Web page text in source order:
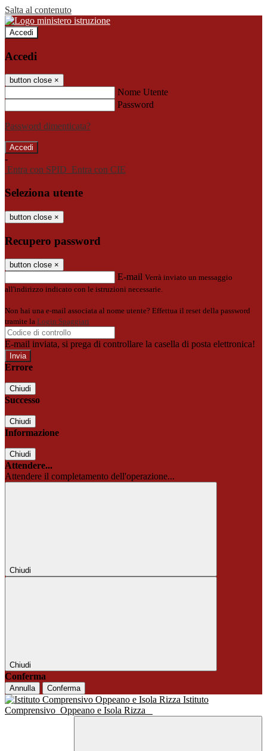
Salta al contenuto
Accedi
Accedi
button close ×
Nome Utente
Password
Password dimenticata?
-
Entra con SPID Entra con CIE
Seleziona utente
button close ×
Recupero password
button close ×
E-mail Verrà inviato un messaggio
all'indirizzo indicato con le istruzioni necessarie.
Non hai una e-mail associata al nome utente? Effettua il reset della password
tramite la Login Spaggiari
E-mail inviata, si prega di controllare la casella di posta elettronica!
Errore
Chiudi
Successo
Chiudi
Informazione
Chiudi
Attendere...
Attendere il completamento dell'operazione...
Chiudi
Chiudi
Conferma
Annulla Conferma
Istituto
Comprensivo Oppeano e Isola Rizza